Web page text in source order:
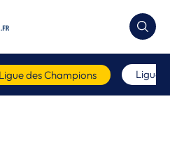
Ligue des Champions Ligue